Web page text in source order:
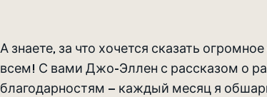
А знаете, за что хочется сказать
всем! С вами Джо-Эллен с рассказом о
благодарностям – каждый месяц я